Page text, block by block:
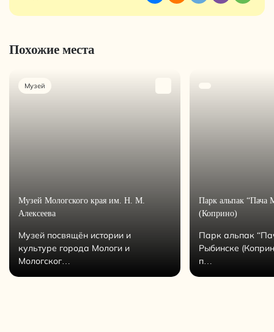
Похожие места
Музей
Музей Мологского края им. Н. М.
Алексеева
Музей посвящён истории и
культуре города Мологи и
Мологског…
Парк альпак “Пача
(Коприно)
Парк альпак
Рыбинске
п…